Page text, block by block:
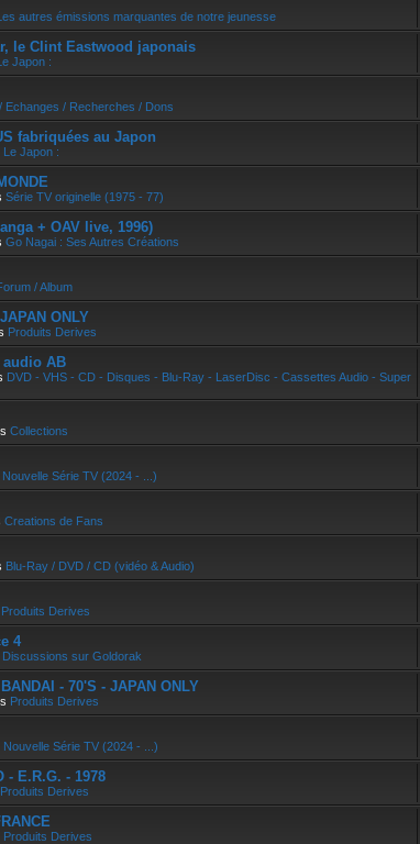
autres émissions marquantes de notre jeunesse
le Clint Eastwood japonais
Japon :
Echanges / Recherches / Dons
fabriquées au Japon
Le Japon :
Série TV originelle (1975 - 77)
+ OAV live, 1996)
Go Nagai : Ses Autres Créations
/ Album
ONLY
Produits Derives
audio AB
DVD - VHS - CD - Disques - Blu-Ray - LaserDisc - Cassettes Audio - Super
Collections
Nouvelle Série TV (2024 - ...)
Creations de Fans
Blu-Ray / DVD / CD (vidéo & Audio)
Produits Derives
4
Discussions sur Goldorak
- 70'S - JAPAN ONLY
Produits Derives
Nouvelle Série TV (2024 - ...)
- E.R.G. - 1978
Produits Derives
Produits Derives